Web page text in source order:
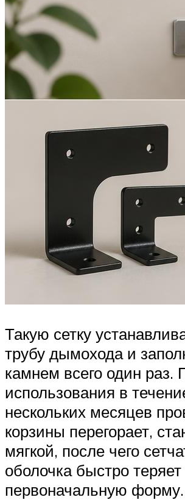
Такую сетку
трубу дымохода и
камнем всего один раз.
использования в
нескольких месяцев
корзины перегорает,
мягкой, после чего
оболочка быстро теряет
первоначальную форму.